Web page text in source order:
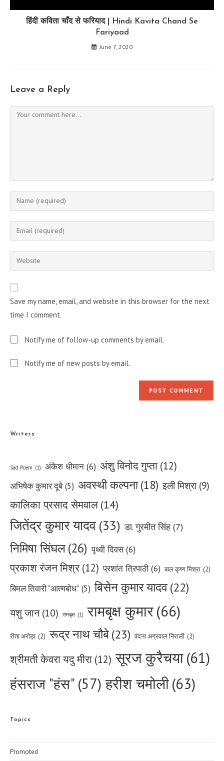
हिंदी कविता चाँद से फरियाद | Hindi Kavita Chand Se
Fariyaad
June 7, 2020
Leave a Reply
Comment
Enter
your
name
comment
Enter
your
email
address
comment
Enter
your
website
URL
(optional)
Save my name, email, and website in this browser for the next
time I comment.
Notify me of follow-up comments by email.
Notify me of new posts by email.
Writers
Sad Poem (1) अंकेश धीमान (6) अंशु विनोद गुप्ता (12)
अभिषेक कुमार दूबे (5) अवस्थी कल्पना (18) इली मिश्रा (9)
कालिका प्रसाद सेमवाल (14)
जितेंद्र कुमार यादव (33) डा. गुरमीत सिंह (7)
निमिषा सिंघल(26) पृथ्वी दिवस (6)
प्रकाश रंजन मिश्र (12) प्रशांत त्रिपाठी (6) बाल कृष्ण मिश्रा (2)
बिमल तिवारी "आत्मबोध" (5) बिसेन कुमार यादव(22)
यशु जान (10) रामबृक्ष (1) रामबृक्ष कुमार(66)
रीता अरोड़ा (2) रूद्र नाथ चौबे(23) वंदना अग्रवाल निराली (2)
श्रीमती केवरा यदु मीरा (12) सूरज कुरैचया(61)
हंसराज "हंस" (57) हरीश चमोली(63)
Topics
Promoted